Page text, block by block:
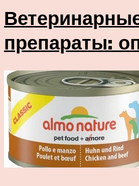
препараты: